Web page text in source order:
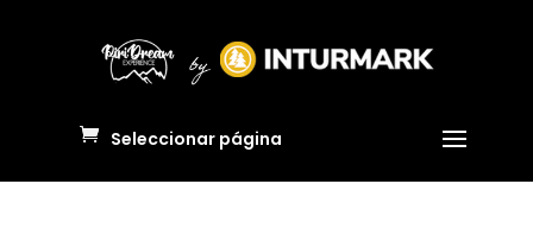
Seleccionar página